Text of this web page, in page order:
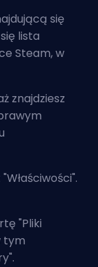
się
lista
Steam, w
znajdziesz
"Pliki
tym